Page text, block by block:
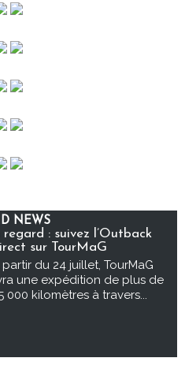
NEWS
: suivez l’Outback
sur TourMaG
partir du 24 juillet, TourMaG
une expédition de plus de
000 kilomètres à travers...